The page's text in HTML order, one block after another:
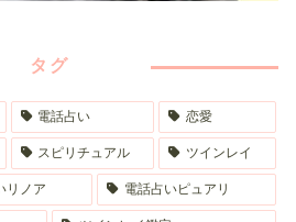
タグ
電話占い 恋愛
スピリチュアル ツインレイ
リノア 電話占いピュアリ